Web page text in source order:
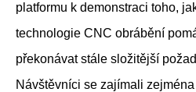
platformu k demonstraci toho,
technologie CNC obrábění
překonávat stále složitější
Návštěvníci se zajímali